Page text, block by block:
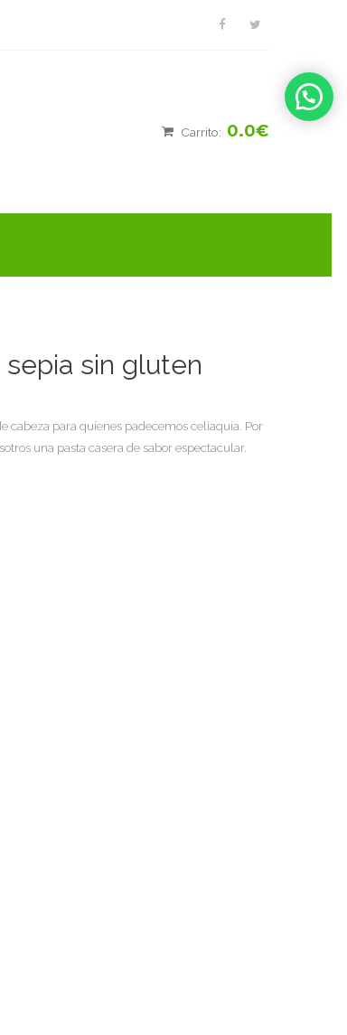
Carrito: 0.0€
sin gluten
cabeza para quienes padecemos celiaquía. Por
una pasta casera de sabor espectacular.